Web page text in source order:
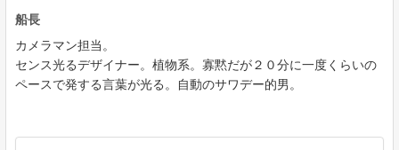
船長
カメラマン担当。
センス光るデザイナー。植物系。寡黙だが２０分に一度くらいの
ペースで発する言葉が光る。自動のサワデー的男。